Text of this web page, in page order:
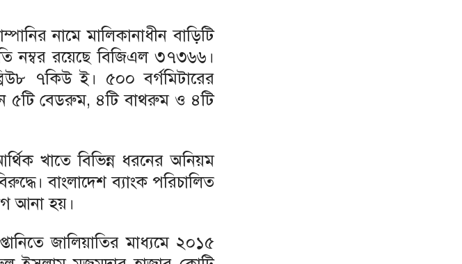
নামে মালিকানাধীন বাড়িটি
নম্বর রয়েছে বিজিএল ৩৭৩৬৬।
৭কিউ ই। ৫০০ বর্গমিটারের
৫টি বেডরুম, ৪টি বাথরুম ও ৪টি
খাতে বিভিন্ন ধরনের অনিয়ম
বাংলাদেশ ব্যাংক পরিচালিত
আনা হয়।
জালিয়াতির মাধ্যমে ২০১৫